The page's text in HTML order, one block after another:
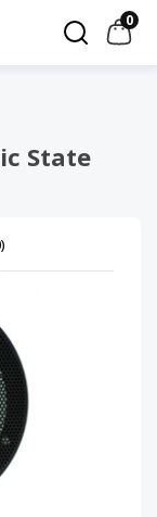
0
State